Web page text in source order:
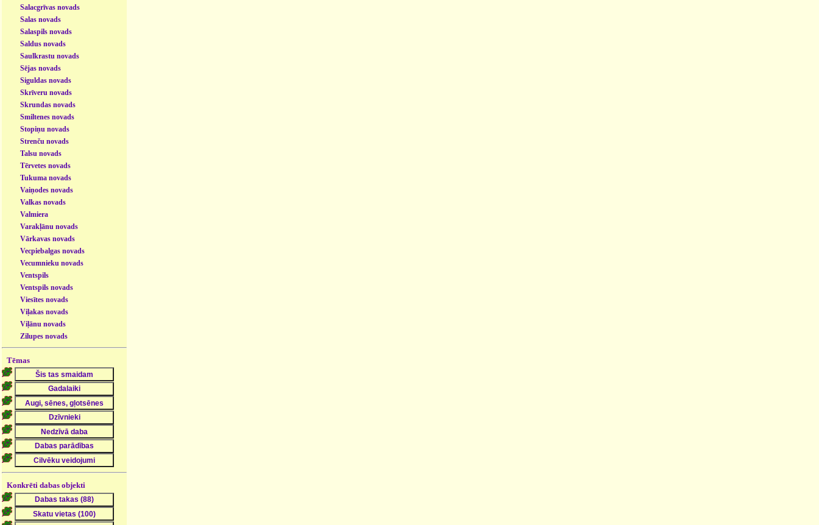
Salacgrīvas novads
Salas novads
Salaspils novads
Saldus novads
Saulkrastu novads
Sējas novads
Siguldas novads
Skrīveru novads
Skrundas novads
Smiltenes novads
Stopiņu novads
Strenču novads
Talsu novads
Tērvetes novads
Tukuma novads
Vaiņodes novads
Valkas novads
Valmiera
Varakļānu novads
Vārkavas novads
Vecpiebalgas novads
Vecumnieku novads
Ventspils
Ventspils novads
Viesītes novads
Viļakas novads
Viļānu novads
Zilupes novads
Tēmas
Konkrēti dabas objekti